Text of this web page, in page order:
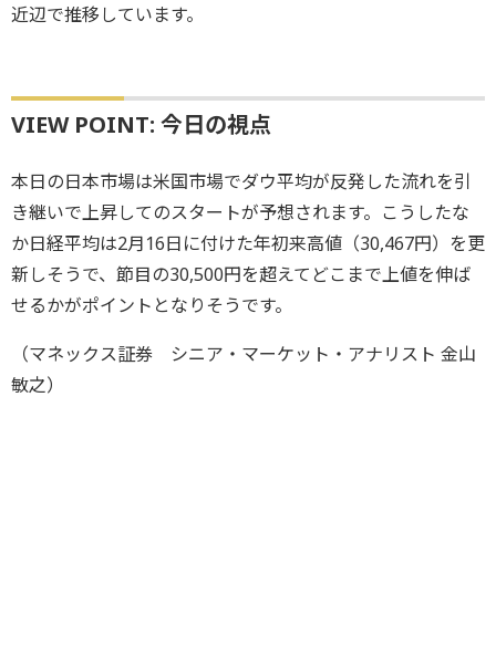
近辺で推移しています。
VIEW POINT: 今日の視点
本日の日本市場は米国市場でダウ平均が反発した流れを引
き継いで上昇してのスタートが予想されます。こうしたな
か日経平均は2月16日に付けた年初来高値（30,467円）を更
新しそうで、節目の30,500円を超えてどこまで上値を伸ば
せるかがポイントとなりそうです。
（マネックス証券 シニア・マーケット・アナリスト 金山
敏之）